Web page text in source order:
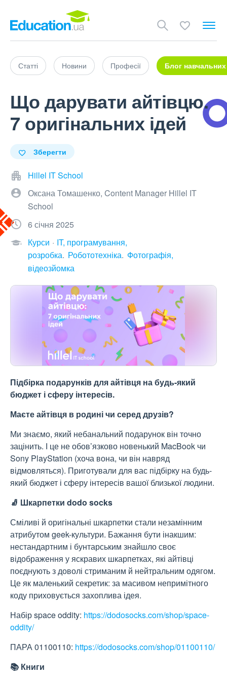
Статті Новини Професії Блог навчальних
Що дарувати айтівцю.
7 оригінальних ідей
Зберегти
Hillel IT School
Оксана Томашенко, Content Manager Hillel IT
School
6 січня 2025
Курси
IT, програмування,
розробка Робототехніка Фотографія,
відеозйомка
Підбірка подарунків для айтівця на будь-який
бюджет і сферу інтересів.
Маєте айтівця в родині чи серед друзів?
Ми знаємо, який небанальний подарунок він точно
зацінить. І це не обов’язково новенький MacBook чи
Sony PlayStation (хоча вона, чи він навряд
відмовляться). Приготували для вас підбірку на будь-
який бюджет і сферу інтересів вашої близької людини.
🧦 Шкарпетки dodo socks
Сміливі й оригінальні шкарпетки стали незамінним
атрибутом geek-культури. Бажання бути інакшим:
нестандартним і бунтарським знайшло своє
відображення у яскравих шкарпетках, які айтівці
поєднують з доволі стриманим й нейтральним одягом.
Це як маленький секретик: за масивом непримітного
коду приховується захоплива ідея.
Набір space oddity: https://dodosocks.com/shop/space-
oddity/
ПАРА 01100110: https://dodosocks.com/shop/01100110/
📚 Книги